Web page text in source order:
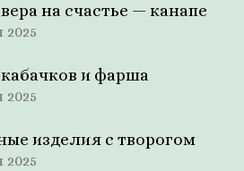
на счастье — канапе
2025
и фарша
2025
изделия с творогом
2025